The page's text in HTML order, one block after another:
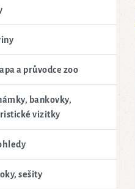
a průvodce zoo
bankovky,
vizitky
sešity